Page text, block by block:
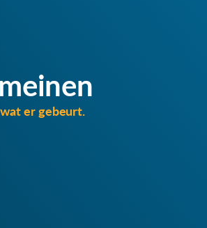
er gebeurt.